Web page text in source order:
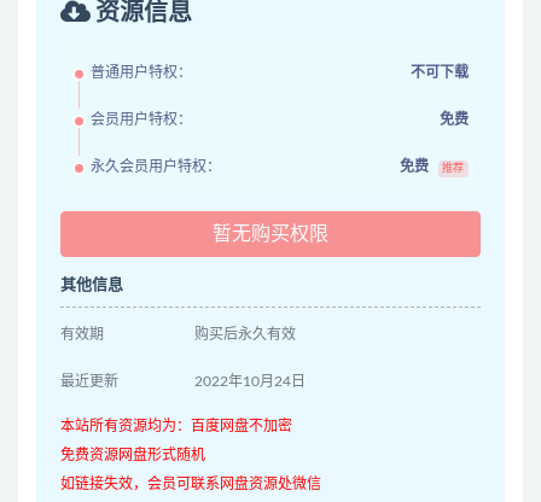
资源信息
普通用户特权： 不可下载
会员用户特权： 免费
永久会员用户特权： 免费 推荐
暂无购买权限
其他信息
有效期 购买后永久有效
最近更新 2022年10月24日
本站所有资源均为：百度网盘不加密
免费资源网盘形式随机
如链接失效，会员可联系网盘资源处微信